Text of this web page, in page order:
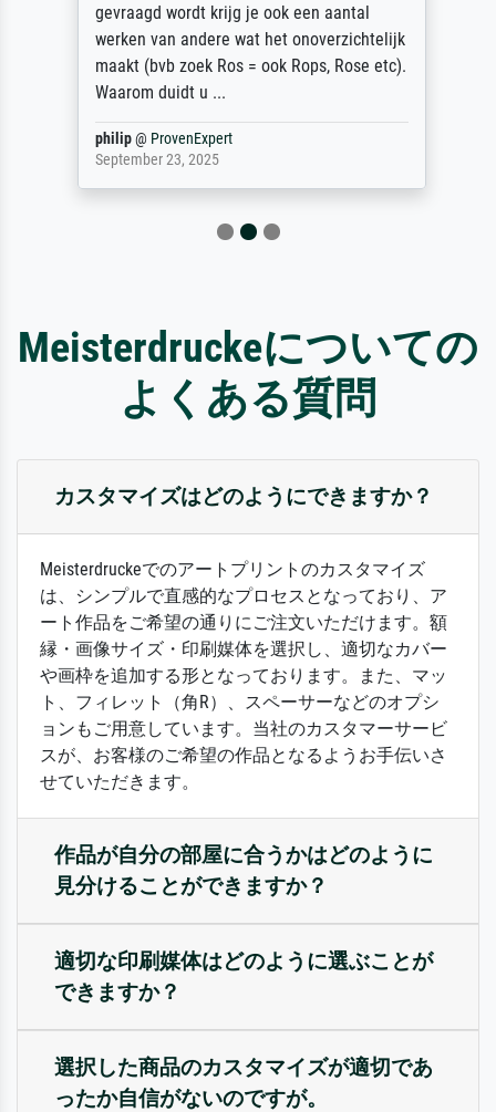
gevraagd wordt krijg je ook een aantal
werken van andere wat het onoverzichtelijk
maakt (bvb zoek Ros = ook Rops, Rose etc).
Waarom duidt u ...
philip@ ProvenExpert
September 23, 2025
Meisterdruckeについての
よくある質問
カスタマイズはどのようにできますか？
Meisterdruckeでのアートプリントのカスタマイズ
は、シンプルで直感的なプロセスとなっており、ア
ート作品をご希望の通りにご注文いただけます。額
縁・画像サイズ・印刷媒体を選択し、適切なカバー
や画枠を追加する形となっております。また、マッ
ト、フィレット（角R）、スペーサーなどのオプシ
ョンもご用意しています。当社のカスタマーサービ
スが、お客様のご希望の作品となるようお手伝いさ
せていただきます。
作品が自分の部屋に合うかはどのように
見分けることができますか？
適切な印刷媒体はどのように選ぶことが
できますか？
選択した商品のカスタマイズが適切であ
ったか自信がないのですが。